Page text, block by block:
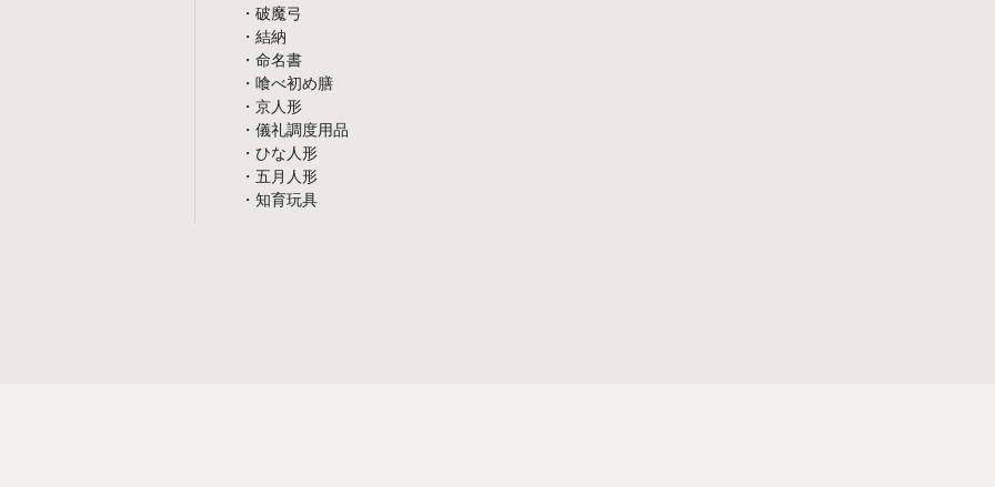
・破魔弓
・結納
・命名書
・喰べ初め膳
・京人形
・儀礼調度用品
・ひな人形
・五月人形
・知育玩具